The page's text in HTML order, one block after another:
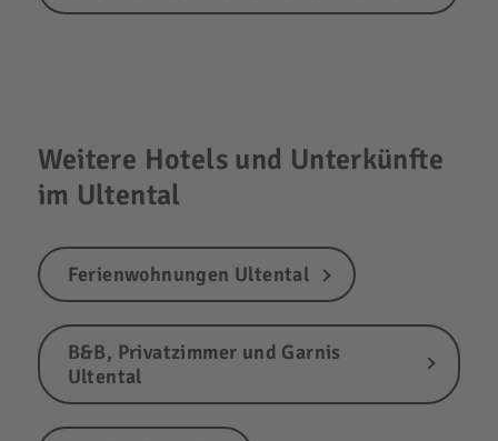
Weitere Hotels und Unterkünfte
im Ultental
Ferienwohnungen Ultental
B&B, Privatzimmer und Garnis
Ultental